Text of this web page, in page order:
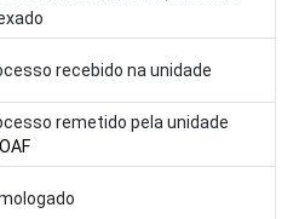
recebido na unidade
remetido pela unidade